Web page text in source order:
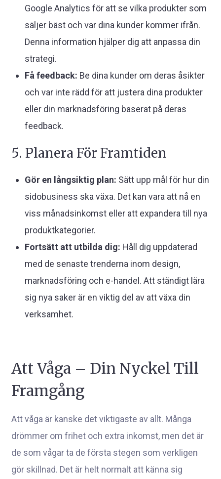
Google Analytics för att se vilka produkter som
säljer bäst och var dina kunder kommer ifrån.
Denna information hjälper dig att anpassa din
strategi.
Få feedback: Be dina kunder om deras åsikter
och var inte rädd för att justera dina produkter
eller din marknadsföring baserat på deras
feedback.
5. Planera För Framtiden
Gör en långsiktig plan: Sätt upp mål för hur din
sidobusiness ska växa. Det kan vara att nå en
viss månadsinkomst eller att expandera till nya
produktkategorier.
Fortsätt att utbilda dig: Håll dig uppdaterad
med de senaste trenderna inom design,
marknadsföring och e-handel. Att ständigt lära
sig nya saker är en viktig del av att växa din
verksamhet.
Att Våga – Din Nyckel Till
Framgång
Att våga är kanske det viktigaste av allt. Många
drömmer om frihet och extra inkomst, men det är
de som vågar ta de första stegen som verkligen
gör skillnad. Det är helt normalt att känna sig